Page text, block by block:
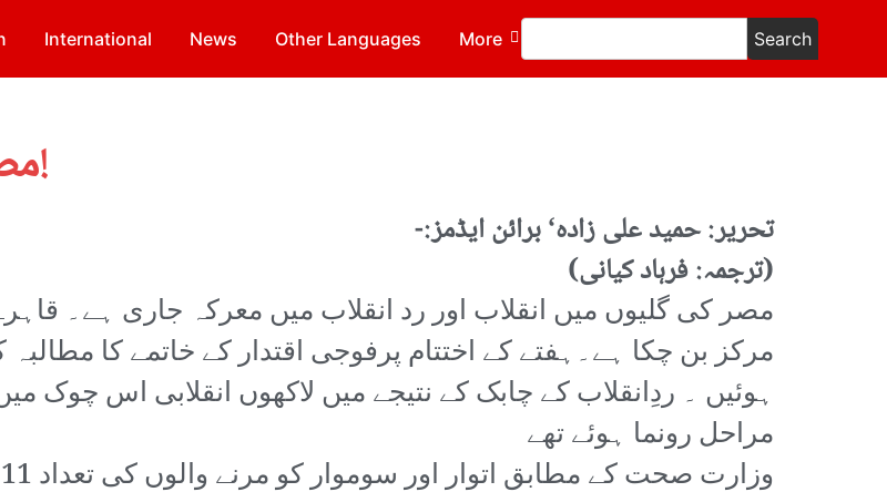
International News Other Languages More Search
مصر۔ انقلاب کے نئے مرحلے کا آغاز!
تحریر: حمید علی زادہ‘ برائن ایڈمز:-
(ترجمہ: فرہاد کیانی)
مصر کی گلیوں میں انقلاب اور رد انقلاب میں معرکہ جاری ہے۔
مرکز بن چکا ہے۔ ہفتے کے اختتام پرفوجی اقتدار کے خاتمے کا
ہوئیں ۔ ردِانقلاب کے چابک کے نتیجے میں لاکھوں انقلابی اس چوک
مراحل رونما ہوئے تھے